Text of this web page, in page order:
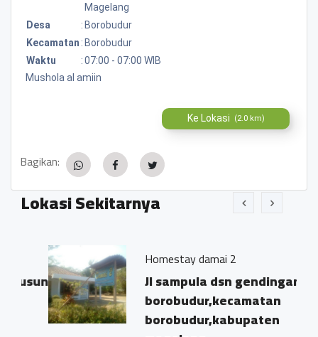
Magelang
Desa
: Borobudur
Kecamatan : Borobudur
Waktu
:07:00 - 07:00 WIB
Mushola al amiin
Ke Lokasi (2.0 km)
Bagikan:
Lokasi Sekitarnya
Homestay damai 2
Jl sampula dsn gendingan
borobudur,kecamatan
borobudur,kabupaten